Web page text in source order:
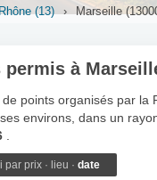
(13) › Marseille
à
points organisés par la
environs, dans un
par prix · lieu · date